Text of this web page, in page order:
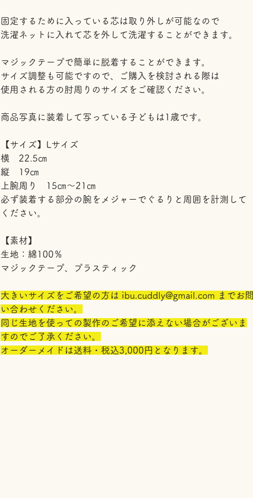
固定するために入っている芯は取り外しが可能なので
洗濯ネットに入れて芯を外して洗濯することができます。
マジックテープで簡単に脱着することができます。
サイズ調整も可能ですので、ご購入を検討される際は
使用される方の肘周りのサイズをご確認ください。
商品写真に装着して写っている子どもは1歳です。
【サイズ】Lサイズ
横 22.5㎝
縦 19㎝
上腕周り 15㎝～21㎝
必ず装着する部分の腕をメジャーでぐるりと周囲を計測して
ください。
【素材】
生地：綿100％
マジックテープ、プラスティック
大きいサイズをご希望の方は ibu.cuddly@gmail.com までお問
い合わせください。
同じ生地を使っての製作のご希望に添えない場合がございま
すのでご了承ください。
オーダーメイドは送料・税込3,000円となります。